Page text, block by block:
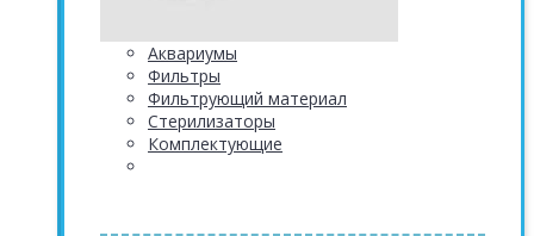
Аквариумы
Фильтры
Фильтрующий материал
Стерилизаторы
Комплектующие